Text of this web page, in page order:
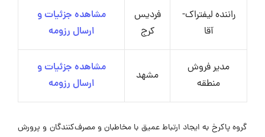
راننده لیفتراک-
آقا
فردیس
کرج
مشاهده جزئیات و
ارسال رزومه
مدیر فروش
منطقه
مشهد
مشاهده جزئیات و
ارسال رزومه
گروه پاکرخ به ایجاد ارتباط عمیق با مخاطبان و مصرف‌کنندگان و پرورش